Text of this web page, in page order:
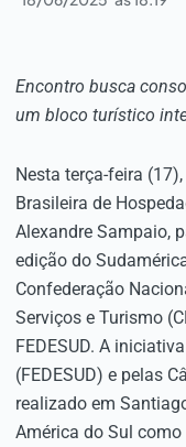
Encontro busca
um bloco turístico
Nesta terça-feira
Brasileira de
Alexandre Sampaio,
edição do
Confederação
Serviços e Turismo
FEDESUD. A
(FEDESUD) e pelas
realizado em
América do Sul